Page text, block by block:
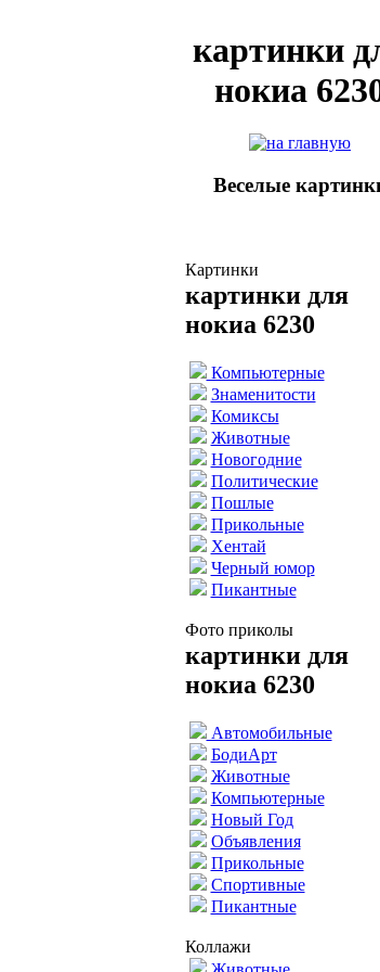
картинки
нокиа
Веселые
Картинки
картинки для
нокиа 6230
Компьютерные
Знаменитости
Комиксы
Животные
Новогодние
Политические
Пошлые
Прикольные
Хентай
Черный юмор
Пикантные
Фото приколы
картинки для
нокиа 6230
Автомобильные
БодиАрт
Животные
Компьютерные
Новый Год
Объявления
Прикольные
Спортивные
Пикантные
Коллажи